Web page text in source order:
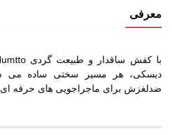
معرفی
دیسکی، هر مسیر سختی ساده می
ضدلغزش برای ماجراجویی های حرفه